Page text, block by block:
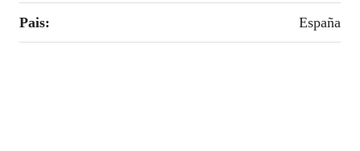
Pais: España